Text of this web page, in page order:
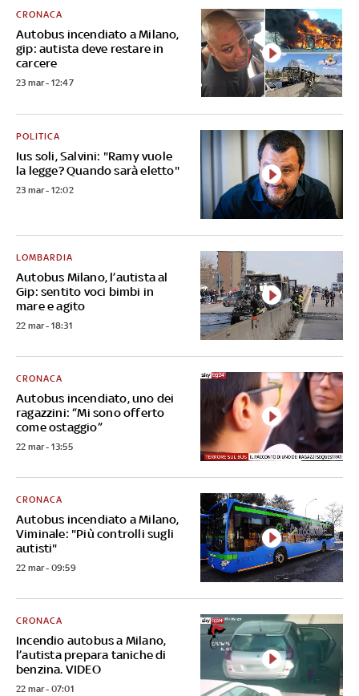
Autobus incendiato a Milano,
gip: autista deve restare in
carcere
CRONACA
23 mar - 12:47
Ius soli, Salvini: "Ramy vuole
la legge? Quando sarà eletto"
POLITICA
23 mar - 12:02
Autobus Milano, l’autista al
Gip: sentito voci bimbi in
mare e agito
LOMBARDIA
22 mar - 18:31
Autobus incendiato, uno dei
ragazzini: “Mi sono offerto
come ostaggio”
CRONACA
22 mar - 13:55
Autobus incendiato a Milano,
Viminale: "Più controlli sugli
autisti"
CRONACA
22 mar - 09:59
Incendio autobus a Milano,
l’autista prepara taniche di
benzina. VIDEO
CRONACA
22 mar - 07:01